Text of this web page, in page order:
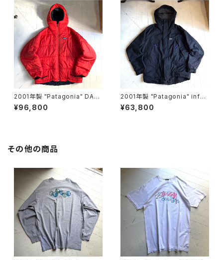
2001年製 "Patagonia" DAS
PARKA
¥96,800
2001年製 "Patagonia" infur
no jacket
¥63,800
その他の商品